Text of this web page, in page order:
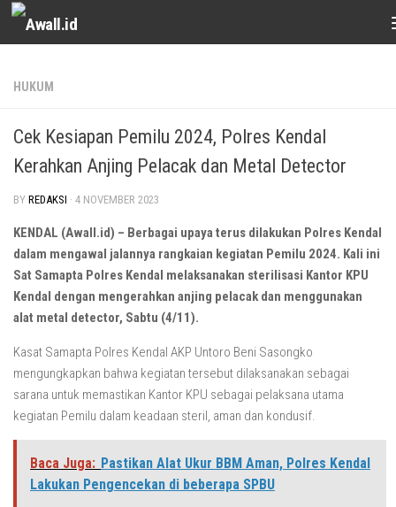
Skip to content
HUKUM
Cek Kesiapan Pemilu 2024, Polres Kendal
Kerahkan Anjing Pelacak dan Metal Detector
BY REDAKSI · 4 NOVEMBER 2023
KENDAL (Awall.id) – Berbagai upaya terus dilakukan Polres Kendal
dalam mengawal jalannya rangkaian kegiatan Pemilu 2024. Kali ini
Sat Samapta Polres Kendal melaksanakan sterilisasi Kantor KPU
Kendal dengan mengerahkan anjing pelacak dan menggunakan
alat metal detector, Sabtu (4/11).
Kasat Samapta Polres Kendal AKP Untoro Beni Sasongko
mengungkapkan bahwa kegiatan tersebut dilaksanakan sebagai
sarana untuk memastikan Kantor KPU sebagai pelaksana utama
kegiatan Pemilu dalam keadaan steril, aman dan kondusif.
Baca Juga: Pastikan Alat Ukur BBM Aman, Polres Kendal
Lakukan Pengencekan di beberapa SPBU